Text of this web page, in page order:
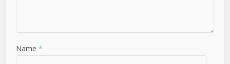
Name *